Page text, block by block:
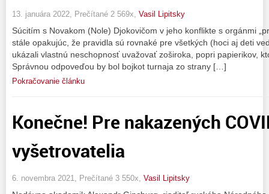
13. januára 2022, Prečítané 2 569x, Vasil Lipitsky
Súcitím s Novakom (Nole) Djokovičom v jeho konflikte s orgánmi
stále opakujúc, že pravidla sú rovnaké pre všetkých (hoci aj deti
ukázali vlastnú neschopnosť uvažovať zoširoka, popri papierikov,
Správnou odpoveďou by bol bojkot turnaja zo strany […]
Pokračovanie článku
Konečne! Pre nakazených
vyšetrovatelia
6. novembra 2021, Prečítané 3 550x, Vasil Lipitsky